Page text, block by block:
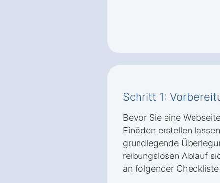
Schritt 1:
Bevor Sie eine
Einöden erstellen
grundlegende
reibungslosen Ablauf
an folgender